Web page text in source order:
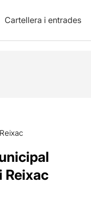
Cartellera i entrades
Reixac